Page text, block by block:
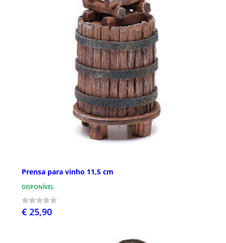
Prensa para vinho 11,5 cm
DISPONÍVEL
€ 25,90